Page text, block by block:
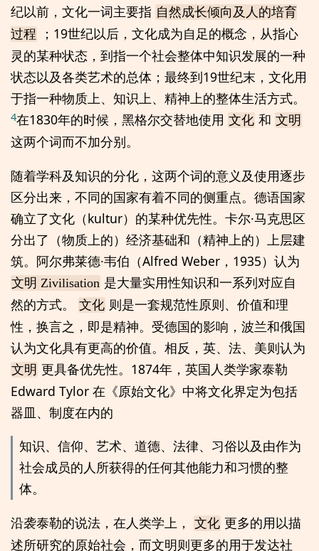
纪以前，文化一词主要指 自然成长倾向及人的培育
过程
；19世纪以后，文化成为自足的概念，从指心
灵的某种状态，到指一个社会整体中知识发展的一种
状态以及各类艺术的总体；最终到19世纪末，文化用
于指一种物质上、知识上、精神上的整体生活方式。
4在1830年的时候，黑格尔交替地使用 文化 和 文明
这两个词而不加分别。
随着学科及知识的分化，这两个词的意义及使用逐步
区分出来，不同的国家有着不同的侧重点。德语国家
确立了文化（kultur）的某种优先性。卡尔·马克思区
分出了（物质上的）经济基础和（精神上的）上层建
筑。阿尔弗莱德·韦伯（Alfred Weber，1935）认为
文明 Zivilisation 是大量实用性知识和一系列对应自
然的方式。
文化 则是一套规范性原则、价值和理
性，换言之，即是精神。受德国的影响，波兰和俄国
认为文化具有更高的价值。相反，英、法、美则认为
文明 更具备优先性。1874年，英国人类学家泰勒
Edward Tylor 在《原始文化》中将文化界定为包括
器皿、制度在内的
知识、信仰、艺术、道德、法律、习俗以及由作为
社会成员的人所获得的任何其他能力和习惯的整
体。
沿袭泰勒的说法，在人类学上， 文化 更多的用以描
述所研究的原始社会，而文明则更多的用于发达社